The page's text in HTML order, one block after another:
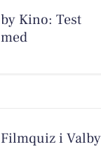
Kino: Test
i Valby